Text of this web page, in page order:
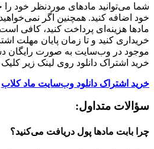
شما می‌توانید مادهای موردنظر خود
خود اضافه کنید. همچنین اگر
مادها هزینه‌ای پرداخت کنید، کافی
خریداری کنید و تا زمان پایان مهلت
موجود در وب‌سایت به صورت رایگان
خرید اشتراک دانلود روی لینک زیر کلیک
خرید اشتراک دانلود وب‌سایت ماد کلاب
سؤالات متداول:
چرا بابت مادها پول دریافت می‌کنید؟